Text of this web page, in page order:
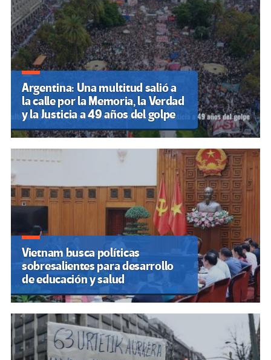
Argentina: Una multitud salió a
la calle por la Memoria, la Verdad
y la Justicia a 49 años del golpe
Vietnam busca políticas
sobresalientes para desarrollo
de educación y salud